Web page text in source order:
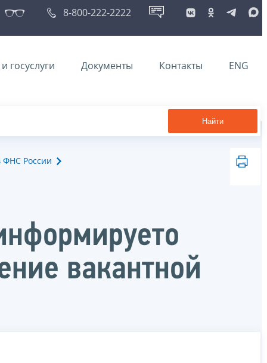
8-800-222-2222
госуслуги Документы Контакты ENG
Найти
ФНС России
вакантной